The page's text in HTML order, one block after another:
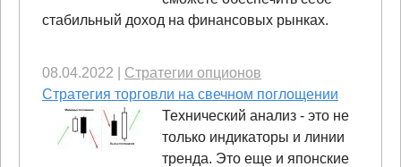
стабильный доход на финансовых рынках.
08.04.2022
Стратегии опционов
Стратегия торговли на свечном поглощении
Технический анализ - это не
только индикаторы и линии
тренда. Это еще и японские